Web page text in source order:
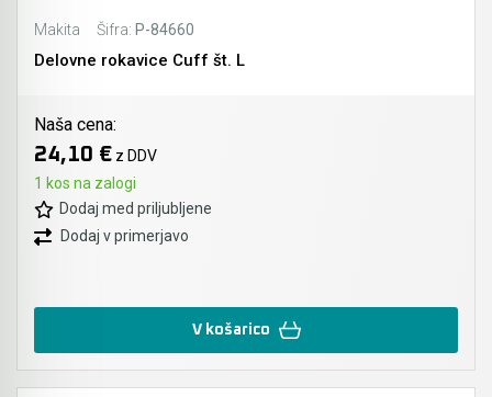
Makita Šifra: P-84660
Delovne rokavice Cuff št. L
Naša cena:
24,10 € z DDV
1 kos na zalogi
Dodaj med priljubljene
Dodaj v primerjavo
V košarico